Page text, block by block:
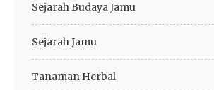
Sejarah Budaya Jamu
Sejarah Jamu
Tanaman Herbal